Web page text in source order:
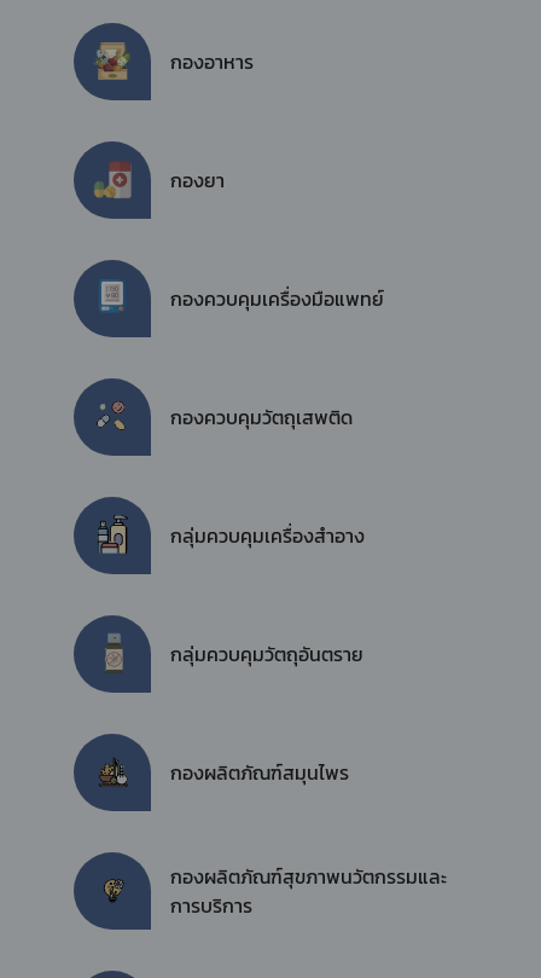
กองอาหาร
กองยา
กองควบคุมเครื่องมือแพทย์
กองควบคุมวัตถุเสพติด
กลุ่มควบคุมเครื่องสำอาง
กลุ่มควบคุมวัตถุอันตราย
กองผลิตภัณฑ์สมุนไพร
กองผลิตภัณฑ์สุขภาพนวัตกรรมและ
การบริการ